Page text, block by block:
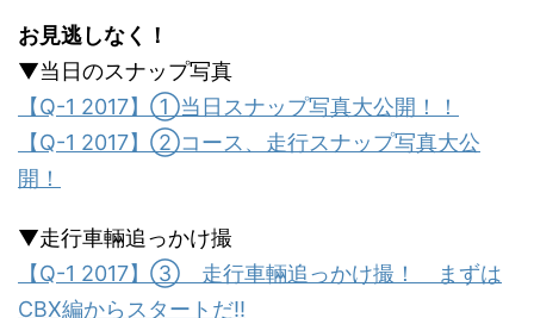
お見逃しなく！
▼当日のスナップ写真
【Q-1 2017】①当日スナップ写真大公開！！
【Q-1 2017】②コース、走行スナップ写真大公
開！
▼走行車輛追っかけ撮
【Q-1 2017】③ 走行車輛追っかけ撮！ まずは
CBX編からスタートだ!!